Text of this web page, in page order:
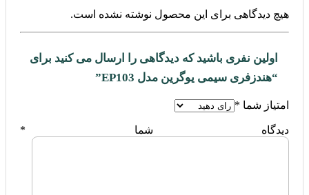
هیچ دیدگاهی برای این محصول نوشته نشده است.
اولین نفری باشید که دیدگاهی را ارسال می کنید برای
“هندزفری سیمی یوگرین مدل EP103”
امتیاز شما *
دیدگاه شما *